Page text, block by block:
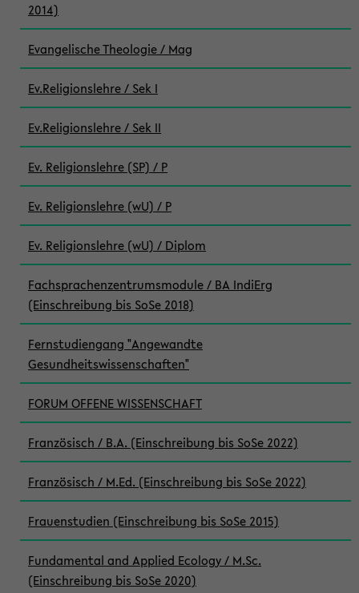
2014)
Evangelische Theologie / Mag
Ev.Religionslehre / Sek I
Ev.Religionslehre / Sek II
Ev. Religionslehre (SP) / P
Ev. Religionslehre (wU) / P
Ev. Religionslehre (wU) / Diplom
Fachsprachenzentrumsmodule / BA IndiErg
(Einschreibung bis SoSe 2018)
Fernstudiengang "Angewandte
Gesundheitswissenschaften"
FORUM OFFENE WISSENSCHAFT
Französisch / B.A. (Einschreibung bis SoSe 2022)
Französisch / M.Ed. (Einschreibung bis SoSe 2022)
Frauenstudien (Einschreibung bis SoSe 2015)
Fundamental and Applied Ecology / M.Sc.
(Einschreibung bis SoSe 2020)